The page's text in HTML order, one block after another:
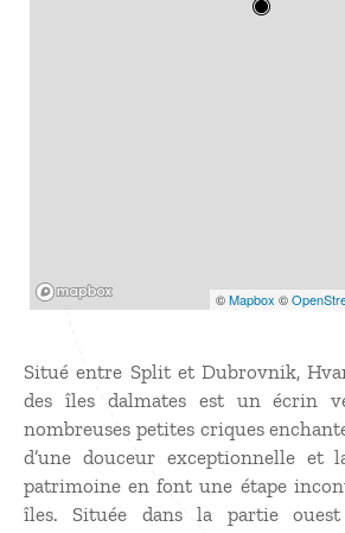
©Mapbox ©
Situé entre Split et Dubrovnik,
des îles dalmates est un écrin
nombreuses petites criques
d’une douceur exceptionnelle et
patrimoine en font une étape
îles. Située dans la partie